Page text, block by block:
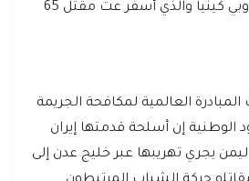
ويستغيث 2013 في نيروبي كينيا والذي أسفر عت مقتل 65
العالمية لمكافحة الجريمة
الوطنية إن أسلحة قدمتها إيران
يجري تهريبها عبر خليج عدن إلى